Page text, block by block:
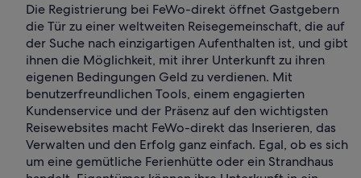
Die Registrierung bei FeWo-direkt öffnet Gastgebern
die Tür zu einer weltweiten Reisegemeinschaft, die auf
der Suche nach einzigartigen Aufenthalten ist, und gibt
ihnen die Möglichkeit, mit ihrer Unterkunft zu ihren
eigenen Bedingungen Geld zu verdienen. Mit
benutzerfreundlichen Tools, einem engagierten
Kundenservice und der Präsenz auf den wichtigsten
Reisewebsites macht FeWo-direkt das Inserieren, das
Verwalten und den Erfolg ganz einfach. Egal, ob es sich
um eine gemütliche Ferienhütte oder ein Strandhaus